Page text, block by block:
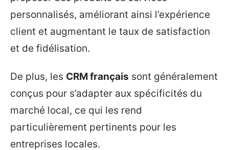
personnalisés, améliorant ainsi l’expérience
client et augmentant le taux de satisfaction
et de fidélisation.
De plus, les CRM français sont généralement
conçus pour s’adapter aux spécificités du
marché local, ce qui les rend
particulièrement pertinents pour les
entreprises locales.